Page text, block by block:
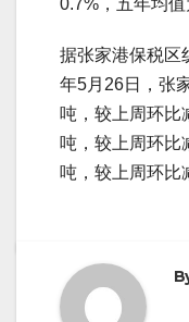
0.7%，五年均值
据张家港保税区
年5月26日，张
吨，较上周环比
吨，较上周环比
吨，较上周环比